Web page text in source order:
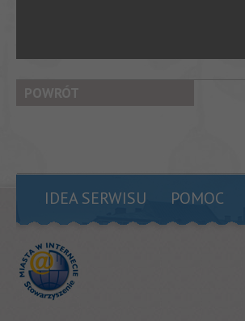
POWRÓT
IDEA SERWISU POMOC